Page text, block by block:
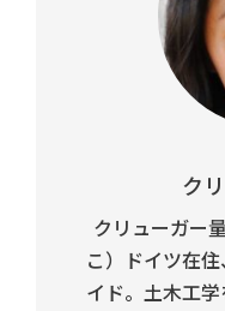
ク
クリューガー
こ）ドイツ在
イド。土木工